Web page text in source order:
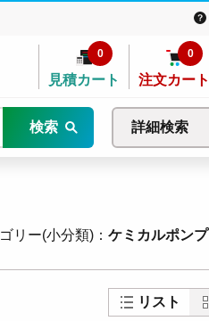
見積カート
0
注文カート
0
検索 詳細検索
リー(小分類) ケミカルポンプ
リスト